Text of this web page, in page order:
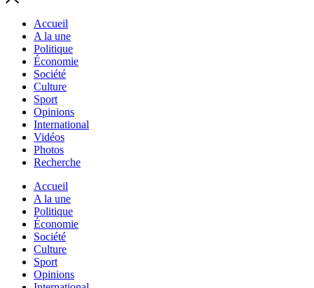
Accueil
A la une
Politique
Économie
Société
Culture
Sport
Opinions
International
Vidéos
Photos
Recherche
Accueil
A la une
Politique
Économie
Société
Culture
Sport
Opinions